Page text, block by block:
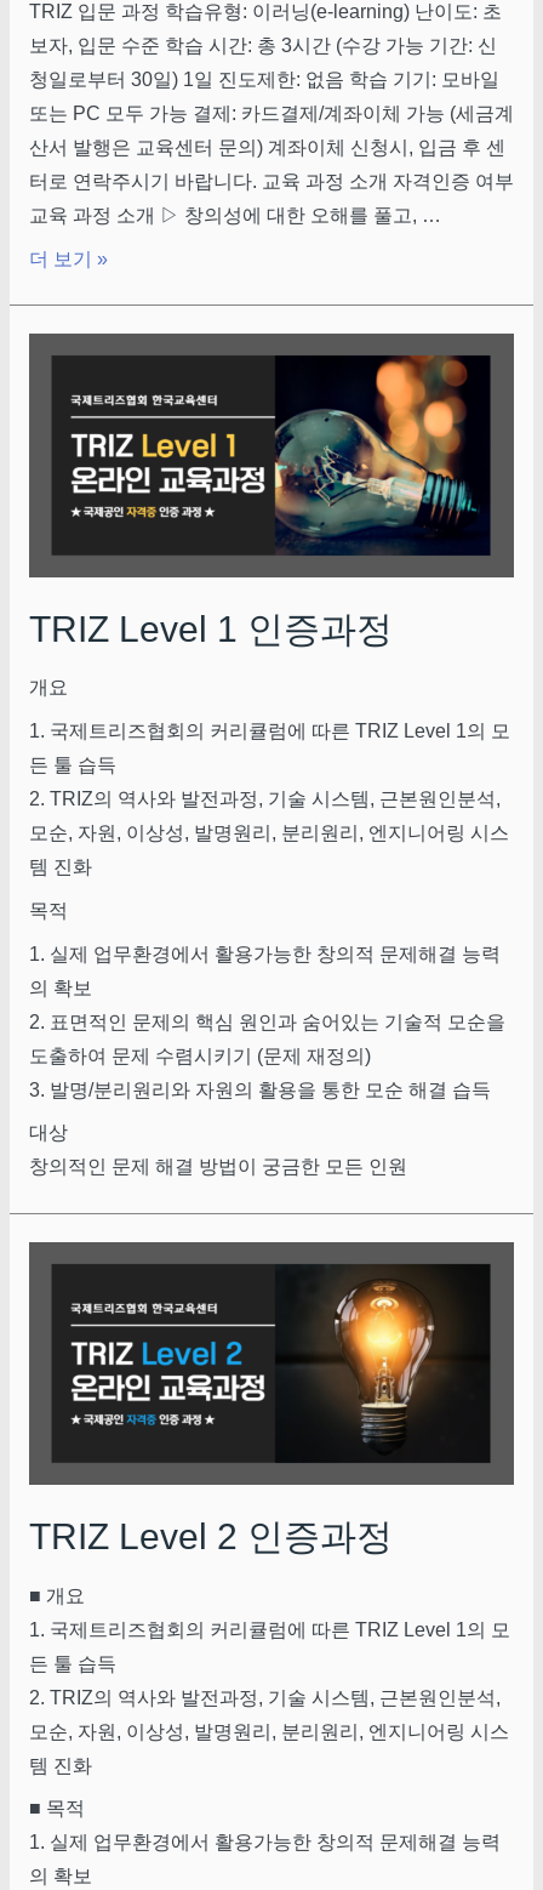
TRIZ 입문 과정 학습유형: 이러닝(e-learning) 난이도: 초
보자, 입문 수준 학습 시간: 총 3시간 (수강 가능 기간: 신
청일로부터 30일) 1일 진도제한: 없음 학습 기기: 모바일
또는 PC 모두 가능 결제: 카드결제/계좌이체 가능 (세금계
산서 발행은 교육센터 문의) 계좌이체 신청시, 입금 후 센
터로 연락주시기 바랍니다. 교육 과정 소개 자격인증 여부
교육 과정 소개 ▷ 창의성에 대한 오해를 풀고, …
더 보기 »
TRIZ Level 1 인증과정
개요
1. 국제트리즈협회의 커리큘럼에 따른 TRIZ Level 1의 모
든 툴 습득
2. TRIZ의 역사와 발전과정, 기술 시스템, 근본원인분석,
모순, 자원, 이상성, 발명원리, 분리원리, 엔지니어링 시스
템 진화
목적
1. 실제 업무환경에서 활용가능한 창의적 문제해결 능력
의 확보
2. 표면적인 문제의 핵심 원인과 숨어있는 기술적 모순을
도출하여 문제 수렴시키기 (문제 재정의)
3. 발명/분리원리와 자원의 활용을 통한 모순 해결 습득
대상
창의적인 문제 해결 방법이 궁금한 모든 인원
TRIZ Level 2 인증과정
■ 개요
1. 국제트리즈협회의 커리큘럼에 따른 TRIZ Level 1의 모
든 툴 습득
2. TRIZ의 역사와 발전과정, 기술 시스템, 근본원인분석,
모순, 자원, 이상성, 발명원리, 분리원리, 엔지니어링 시스
템 진화
■ 목적
1. 실제 업무환경에서 활용가능한 창의적 문제해결 능력
의 확보